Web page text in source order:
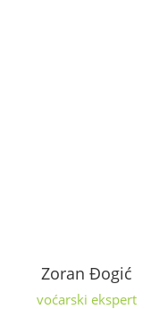
Zoran Đogić
voćarski ekspert